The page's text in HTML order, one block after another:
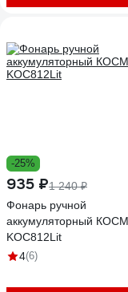
-25%
935 ₽1 240 ₽
Фонарь ручной
аккумуляторный
KOC812Lit
4(6)